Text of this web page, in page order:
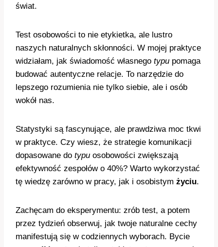
świat.
Test osobowości to nie etykietka, ale lustro
naszych naturalnych skłonności. W mojej praktyce
widziałam, jak świadomość własnego typu pomaga
budować autentyczne relacje. To narzędzie do
lepszego rozumienia nie tylko siebie, ale i osób
wokół nas.
Statystyki są fascynujące, ale prawdziwa moc tkwi
w praktyce. Czy wiesz, że strategie komunikacji
dopasowane do typu osobowości zwiększają
efektywność zespołów o 40%? Warto wykorzystać
tę wiedzę zarówno w pracy, jak i osobistym życiu.
Zachęcam do eksperymentu: zrób test, a potem
przez tydzień obserwuj, jak twoje naturalne cechy
manifestują się w codziennych wyborach. Bycie